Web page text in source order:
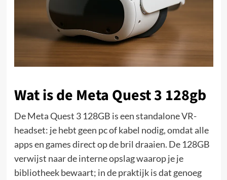
Wat is de Meta Quest 3 128gb
De Meta Quest 3 128GB is een standalone VR-
headset: je hebt geen pc of kabel nodig, omdat alle
apps en games direct op de bril draaien. De 128GB
verwijst naar de interne opslag waarop je je
bibliotheek bewaart; in de praktijk is dat genoeg